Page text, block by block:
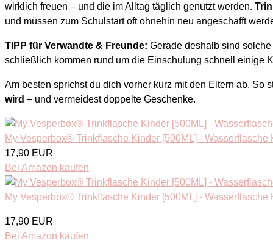
wirklich freuen – und die im Alltag täglich genutzt werden.
und müssen zum Schulstart oft ohnehin neu angeschafft
TIPP für Verwandte & Freunde: Gerade deshalb sind
schließlich kommen rund um die Einschulung schnell einige
Am besten sprichst du dich vorher kurz mit den Eltern ab. So
wird – und vermeidest doppelte Geschenke.
My Vesperbox® Trinkflasche Kinder [500ML] -
17,90 EUR
Bei Amazon kaufen
My Vesperbox® Trinkflasche Kinder [500ML] -
17,90 EUR
Bei Amazon kaufen